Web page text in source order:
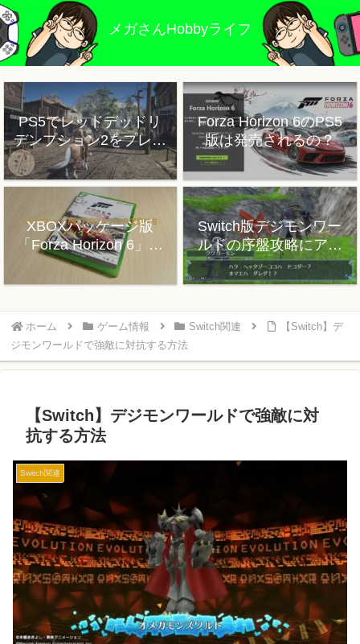
メガさんHobbyライフ
PS5でレッドデッドリ
デンプション2をプレイ
した感想
Forza Horizon 6のPS5
版は発売されるの？
XBOXパッケージ版
「Forza Horizon 6」プ
レイレビュー
Switch版デジモンワー
ルドの序盤攻略にアド
バイス
ホーム ゲーム情報 Switch関連
【Switch】デ
ジモンワールドで強敵に対抗する方法
【Switch】デジモンワールドで強敵に対
抗する方法
Switch関連